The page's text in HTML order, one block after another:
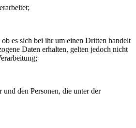
es sich bei ihr um einen Dritten handelt
Daten erhalten, gelten jedoch nicht
den Personen, die unter der